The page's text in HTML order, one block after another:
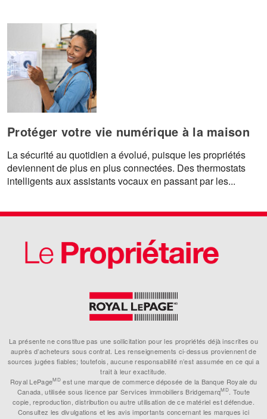
Protéger votre vie numérique à la maison
La sécurité au quotidien a évolué, puisque les propriétés
deviennent de plus en plus connectées. Des thermostats
intelligents aux assistants vocaux en passant par les...
La présente ne constitue pas une sollicitation pour les propriétés déjà inscrites ou
auprès d’acheteurs sous contrat. Les renseignements ci-dessus proviennent de
sources jugées fiables; toutefois, aucune responsabilité n’est assumée en ce qui a
trait à leur exactitude.
Royal LePageMDest une marque de commerce déposée de la Banque Royale du
Canada, utilisée sous licence par Services immobiliers BridgemarqMD
. Toute
copie, reproduction, distribution ou autre utilisation de ce matériel est défendue.
Consultez les divulgations et les avis importants concernant les marques ici